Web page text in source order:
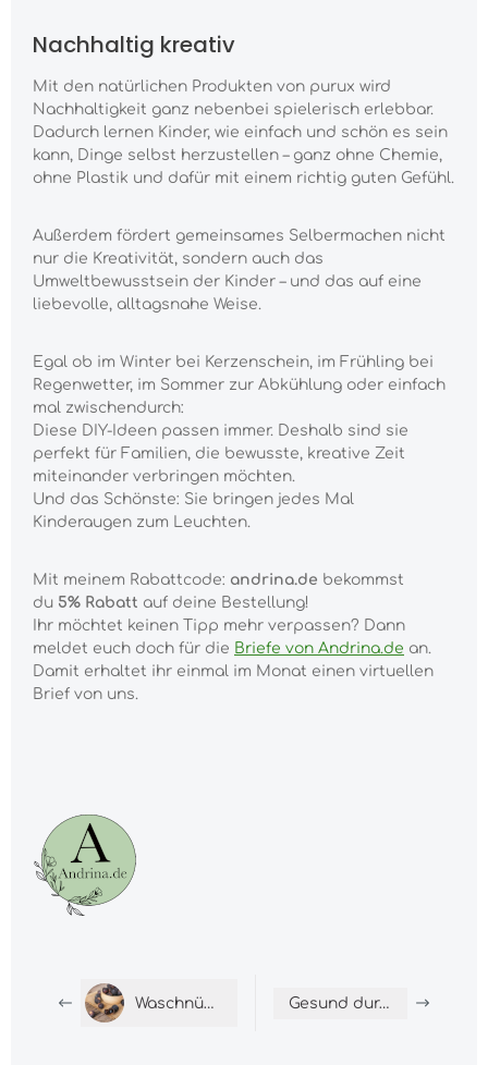
Nachhaltig kreativ
Mit den natürlichen Produkten von purux wird
Nachhaltigkeit ganz nebenbei spielerisch erlebbar.
Dadurch lernen Kinder, wie einfach und schön es sein
kann, Dinge selbst herzustellen – ganz ohne Chemie,
ohne Plastik und dafür mit einem richtig guten Gefühl.
Außerdem fördert gemeinsames Selbermachen nicht
nur die Kreativität, sondern auch das
Umweltbewusstsein der Kinder – und das auf eine
liebevolle, alltagsnahe Weise.
Egal ob im Winter bei Kerzenschein, im Frühling bei
Regenwetter, im Sommer zur Abkühlung oder einfach
mal zwischendurch:
Diese DIY-Ideen passen immer. Deshalb sind sie
perfekt für Familien, die bewusste, kreative Zeit
miteinander verbringen möchten.
Und das Schönste: Sie bringen jedes Mal
Kinderaugen zum Leuchten.
Mit meinem Rabattcode: andrina.de bekommst
du 5% Rabatt auf deine Bestellung!
Ihr möchtet keinen Tipp mehr verpassen? Dann
meldet euch doch für die Briefe von Andrina.de an.
Damit erhaltet ihr einmal im Monat einen virtuellen
Brief von uns.
Waschnüsse – Die natürliche Alternative zum Waschmittel Gesund durch die kalte Jahreszeit: Natürliche Helfer gegen Husten, trockene Luft &#038; Co.